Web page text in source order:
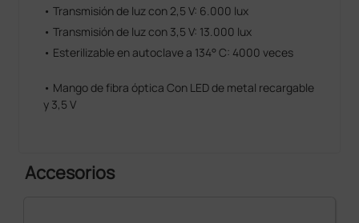
• Transmisión de luz con 2,5 V: 6.000 lux
• Transmisión de luz con 3,5 V: 13.000 lux
• Esterilizable en autoclave a 134° C: 4000 veces
• Mango de fibra óptica Con LED de metal recargable
y 3,5 V
Accesorios